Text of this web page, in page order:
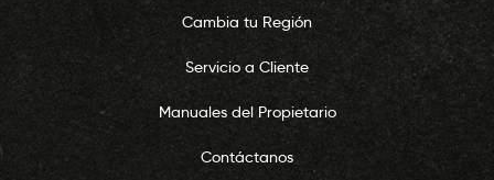
Cambia tu Región
Servicio a Cliente
Manuales del Propietario
Contáctanos